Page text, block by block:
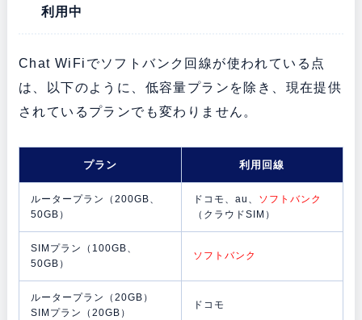
利用中
Chat WiFiでソフトバンク回線が使われている点
は、以下のように、低容量プランを除き、現在提供
されているプランでも変わりません。
プラン 利用回線
ルータープラン（200GB、
50GB）
ドコモ、au、 ソフトバンク
（クラウドSIM）
SIMプラン（100GB、
50GB）
ソフトバンク
ルータープラン（20GB）
SIMプラン（20GB）
ドコモ